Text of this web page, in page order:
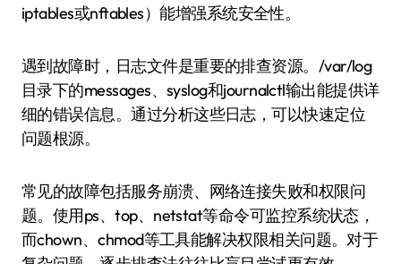
iptables或nftables）能增强系统安全性。
遇到故障时，日志文件是重要的排查资源。/var/log
目录下的messages、syslog和journalctl输出能提供详
细的错误信息。通过分析这些日志，可以快速定位
问题根源。
常见的故障包括服务崩溃、网络连接失败和权限问
题。使用ps、top、netstat等命令可监控系统状态，
而chown、chmod等工具能解决权限相关问题。对于